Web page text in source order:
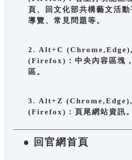
頁、回文化部共構藝文活
導覽、常見問題等。
2. Alt+C
(Firefox)：中央內容區塊
區。
3. Alt+Z
(Firefox)：頁尾網站資訊。
● 回官網首頁